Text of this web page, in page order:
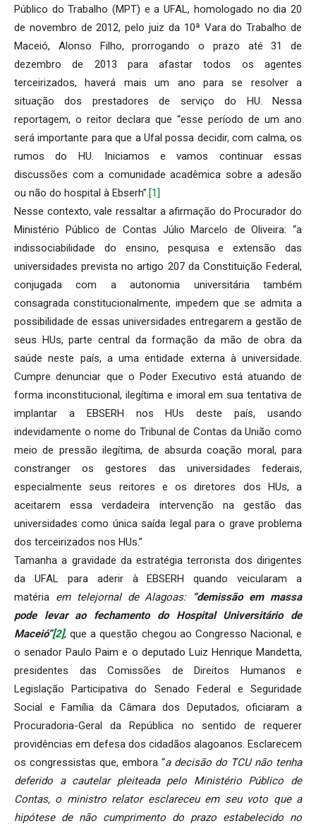
Público do Trabalho (MPT) e a UFAL, homologado no dia 20
de novembro de 2012, pelo juiz da 10ª Vara do Trabalho de
Maceió, Alonso Filho, prorrogando o prazo até 31 de
dezembro de 2013 para afastar todos os agentes
terceirizados, haverá mais um ano para se resolver a
situação dos prestadores de serviço do HU. Nessa
reportagem, o reitor declara que “esse período de um ano
será importante para que a Ufal possa decidir, com calma, os
rumos do HU. Iniciamos e vamos continuar essas
discussões com a comunidade acadêmica sobre a adesão
ou não do hospital à Ebserh”.[1]
Nesse contexto, vale ressaltar a afirmação do Procurador do
Ministério Público de Contas Júlio Marcelo de Oliveira: “a
indissociabilidade do ensino, pesquisa e extensão das
universidades prevista no artigo 207 da Constituição Federal,
conjugada com a autonomia universitária também
consagrada constitucionalmente, impedem que se admita a
possibilidade de essas universidades entregarem a gestão de
seus HUs, parte central da formação da mão de obra da
saúde neste país, a uma entidade externa à universidade.
Cumpre denunciar que o Poder Executivo está atuando de
forma inconstitucional, ilegítima e imoral em sua tentativa de
implantar a EBSERH nos HUs deste país, usando
indevidamente o nome do Tribunal de Contas da União como
meio de pressão ilegítima, de absurda coação moral, para
constranger os gestores das universidades federais,
especialmente seus reitores e os diretores dos HUs, a
aceitarem essa verdadeira intervenção na gestão das
universidades como única saída legal para o grave problema
dos terceirizados nos HUs.”
Tamanha a gravidade da estratégia terrorista dos dirigentes
da UFAL para aderir à EBSERH quando veicularam a
matéria em telejornal de Alagoas:
“demissão em massa
pode levar ao fechamento do Hospital Universitário de
Maceió”[2], que a questão chegou ao Congresso Nacional, e
o senador Paulo Paim e o deputado Luiz Henrique Mandetta,
presidentes das Comissões de Direitos Humanos e
Legislação Participativa do Senado Federal e Seguridade
Social e Família da Câmara dos Deputados, oficiaram a
Procuradoria-Geral da República no sentido de requerer
providências em defesa dos cidadãos alagoanos. Esclarecem
os congressistas que, embora “a decisão do TCU não tenha
deferido a cautelar pleiteada pelo Ministério Público de
Contas, o ministro relator esclareceu em seu voto que a
hipótese de não cumprimento do prazo estabelecido no